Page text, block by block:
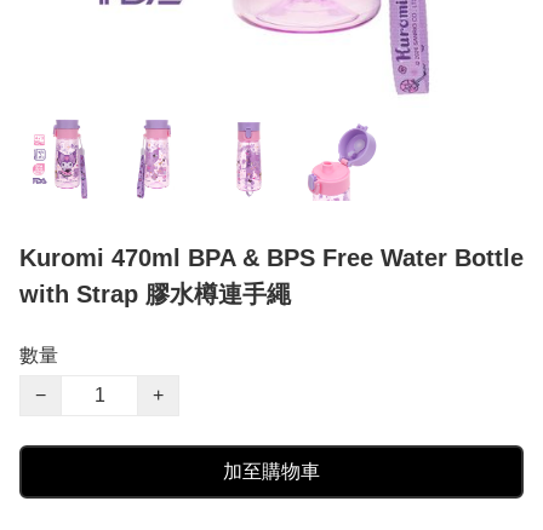
Kuromi 470ml BPA & BPS Free Water Bottle
with Strap 膠水樽連手繩
數量
−
+
加至購物車